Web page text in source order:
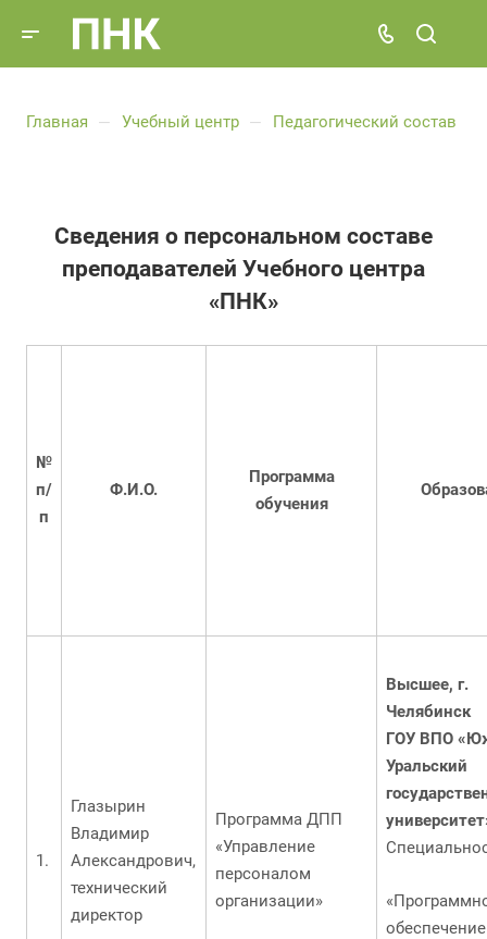
Главная — Учебный центр — Педагогический состав
Сведения о персональном составе
преподавателей Учебного центра
«ПНК»
№
п/
п
Ф.И.О.
Программа
обучения
Глазырин
Владимир
Александрович,
технический
директор
Программа ДПП
«Управление
персоналом
организации»
Высшее, г.
Челябинск
ГОУ ВПО
Уральский
обеспечение